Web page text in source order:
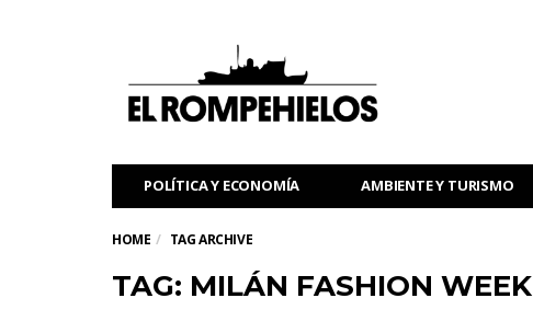
POLÍTICA Y ECONOMÍA AMBIENTE Y TURISMO
HOME TAG ARCHIVE
TAG: MILÁN FASHION WEEK